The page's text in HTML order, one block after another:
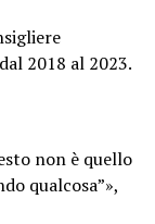
2018 al 2023.
non è quello
qualcosa”»,